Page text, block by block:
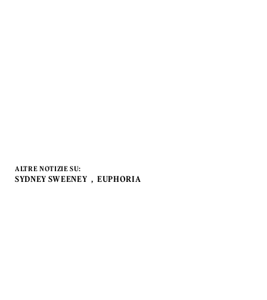
ALTRE NOTIZIE SU:
SYDNEY SWEENEY EUPHORIA